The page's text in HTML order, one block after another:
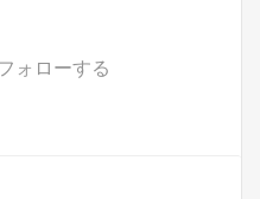
ォローする